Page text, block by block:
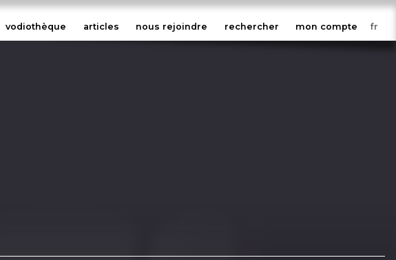
vodiothèque articles nous rejoindre rechercher mon compte